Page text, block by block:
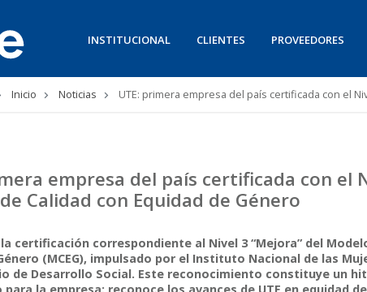
INSTITUCIONAL CLIENTES PROVEEDORES
Inicio Noticias UTE: primera empresa del país certificada con el
empresa del país certificada con el
Calidad con Equidad de Género
certificación correspondiente al Nivel 3 “Mejora” del
(MCEG), impulsado por el Instituto Nacional de las
de Desarrollo Social. Este reconocimiento constituye un